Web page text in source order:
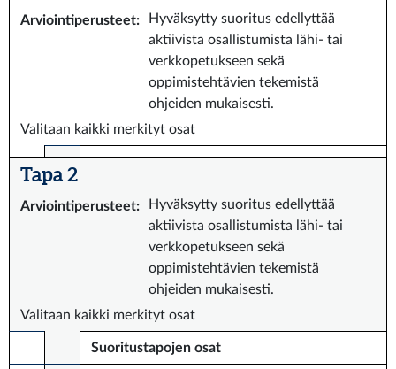
Arviointiperusteet:
Hyväksytty suoritus edellyttää
aktiivista osallistumista lähi- tai
verkkopetukseen sekä
oppimistehtävien tekemistä
ohjeiden mukaisesti.
Valitaan kaikki merkityt osat
Tapa 2
Arviointiperusteet:
Hyväksytty suoritus edellyttää
aktiivista osallistumista lähi- tai
verkkopetukseen sekä
oppimistehtävien tekemistä
ohjeiden mukaisesti.
Valitaan kaikki merkityt osat
Suoritustapojen osat